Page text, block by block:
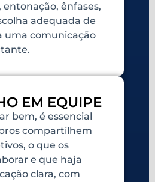
entonação, ênfases,
adequada de
uma comunicação
EM EQUIPE
bem, é essencial
compartilhem
o que os
e que haja
clara, com